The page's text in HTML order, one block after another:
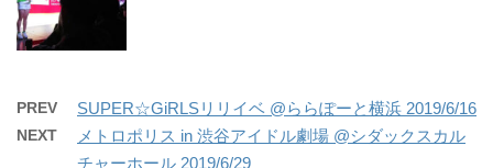
PREV SUPER☆GiRLSリリイベ @ららぽーと横浜 2019/6/16
NEXT
メトロポリス in 渋谷アイドル劇場 @シダックスカル
チャーホール 2019/6/29